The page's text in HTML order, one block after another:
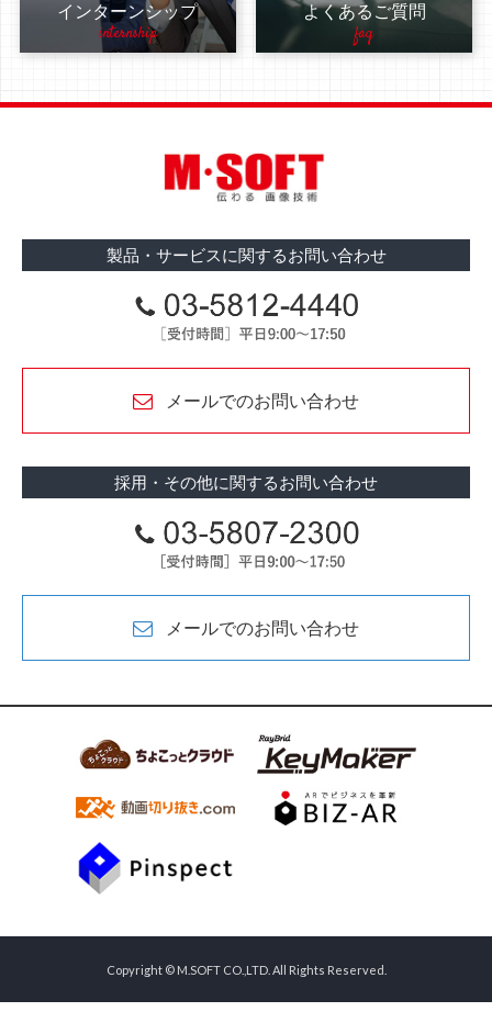
インターンシップ
internship
よくあるご質問
faq
製品・サービスに関するお問い合わせ
メールでのお問い合わせ
採用・その他に関するお問い合わせ
メールでのお問い合わせ
Copyright © M.SOFT CO.,LTD. All Rights Reserved.